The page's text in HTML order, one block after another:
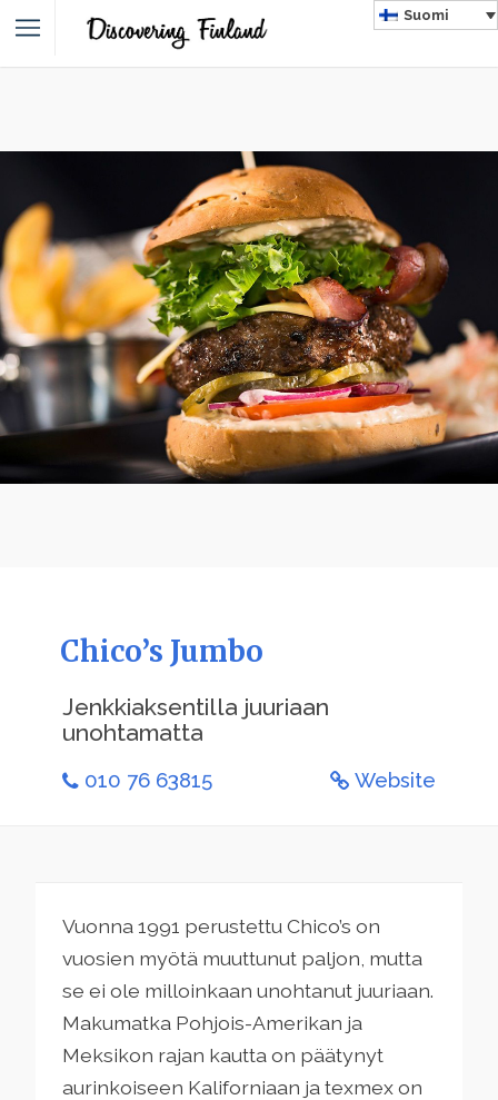
Suomi
Chico’s Jumbo
Jenkkiaksentilla juuriaan
unohtamatta
010 76 63815 Website
Vuonna 1991 perustettu Chico’s on
vuosien myötä muuttunut paljon, mutta
se ei ole milloinkaan unohtanut juuriaan.
Makumatka Pohjois-Amerikan ja
Meksikon rajan kautta on päätynyt
aurinkoiseen Kaliforniaan ja texmex on